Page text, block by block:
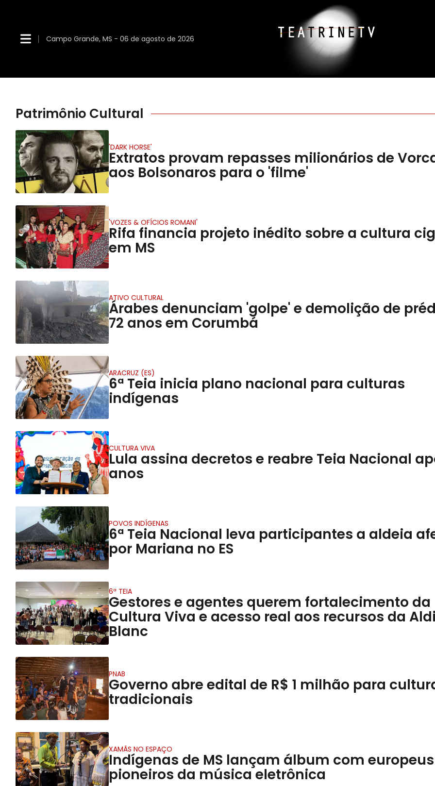
Campo Grande, MS - 06 de agosto de 2026
Patrimônio Cultural
'DARK HORSE'
Extratos provam repasses milionários de
aos Bolsonaros para o 'filme'
'VOZES & OFÍCIOS ROMANI'
Rifa financia projeto inédito sobre a cultura
em MS
ATIVO CULTURAL
Árabes denunciam 'golpe' e demolição de
72 anos em Corumbá
ARACRUZ (ES)
6ª Teia inicia plano nacional para culturas
indígenas
CULTURA VIVA
Lula assina decretos e reabre Teia Nacional
anos
POVOS INDÍGENAS
6ª Teia Nacional leva participantes a aldeia
por Mariana no ES
6ª TEIA
Gestores e agentes querem fortalecimento da
Cultura Viva e acesso real aos recursos da
Blanc
PNAB
Governo abre edital de R$ 1 milhão para
tradicionais
XAMÃS NO ESPAÇO
Indígenas de MS lançam álbum com europeus
pioneiros da música eletrônica